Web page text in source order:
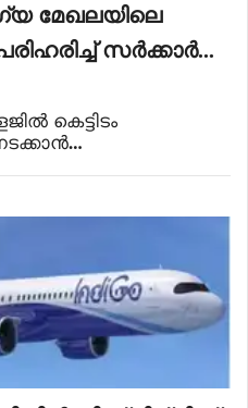
മേഖലയിലെ
സർക്കാർ
ബേബി
കെട്ടിടം
എം എ ബേബി.
മന്ത്രി വീ